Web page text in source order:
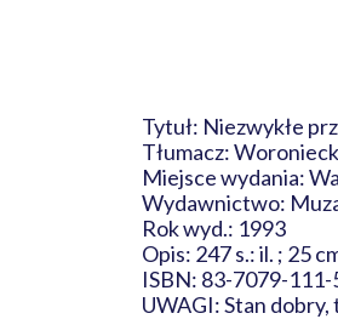
Tytuł: Niezwykłe
Tłumacz:
Miejsce wydania:
Wydawnictwo:
Rok wyd.: 1993
Opis: 247 s.: il. ; 25
ISBN: 83-7079-111-
UWAGI: Stan